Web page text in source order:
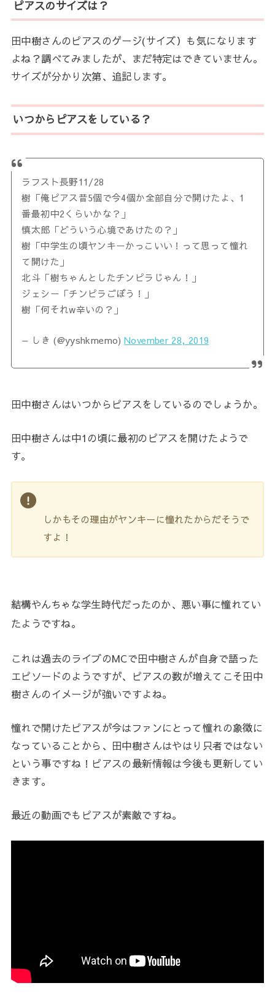
ピアスのサイズは？
田中樹さんのピアスのゲージ(サイズ）も気になります
よね？調べてみましたが、まだ特定はできていません。
サイズが分かり次第、追記します。
いつからピアスをしている？
ラフスト長野11/28
樹「俺ピアス昔5個で今4個か全部自分で開けたよ、1
番最初中2くらいかな？」
慎太郎「どういう心境であけたの？」
樹「中学生の頃ヤンキーかっこいい！って思って憧れ
て開けた」
北斗「樹ちゃんとしたチンピラじゃん！」
ジェシー「チンピラごぼう！」
樹「何それw辛いの？」
— しき (@yyshkmemo)November 28, 2019
田中樹さんはいつからピアスをしているのでしょうか。
田中樹さんは中1の頃に最初のピアスを開けたようで
す。
しかもその理由がヤンキーに憧れたからだそうで
すよ！
結構やんちゃな学生時代だったのか、悪い事に憧れてい
たようですね。
これは過去のライブのMCで田中樹さんが自身で語った
エピソードのようですが、ピアスの数が増えてこそ田中
樹さんのイメージが強いですよね。
憧れで開けたピアスが今はファンにとって憧れの象徴に
なっていることから、田中樹さんはやはり只者ではない
という事ですね！ピアスの最新情報は今後も更新してい
きます。
最近の動画でもピアスが素敵ですね。